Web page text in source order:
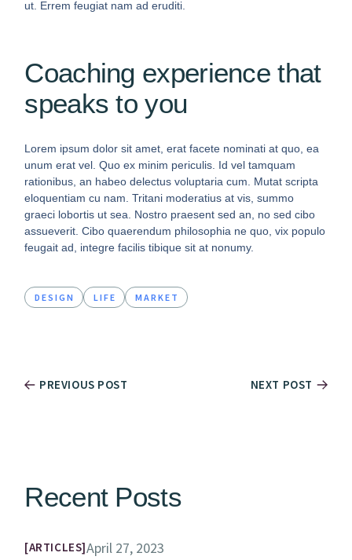
ut. Errem feugiat nam ad eruditi.
Coaching experience that
speaks to you
Lorem ipsum dolor sit amet, erat facete nominati at quo, ea
unum erat vel. Quo ex minim periculis. Id vel tamquam
rationibus, an habeo delectus voluptaria cum. Mutat scripta
eloquentiam cu nam. Tritani moderatius at vis, summo
graeci lobortis ut sea. Nostro praesent sed an, no sed cibo
assueverit. Cibo quaerendum philosophia ne quo, vix populo
feugait ad, integre facilis tibique sit at nonumy.
DESIGN LIFE MARKET
PREVIOUS POST NEXT POST
Recent Posts
ARTICLES April 27, 2023